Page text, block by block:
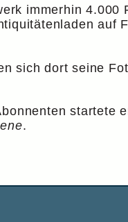
immerhin 4.000
auf
sich dort seine
startete
.